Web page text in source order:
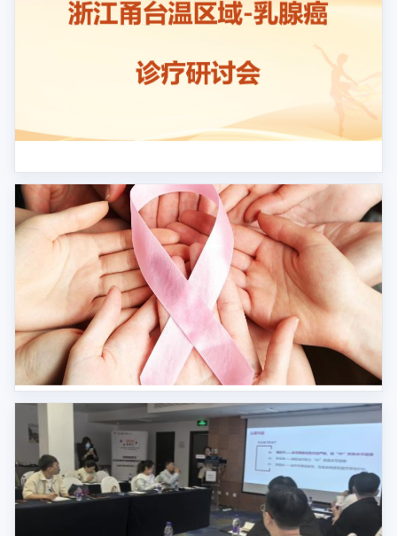
浙江甬台温区域-乳腺癌诊疗研讨会
2024年乳腺癌治疗热点交流会